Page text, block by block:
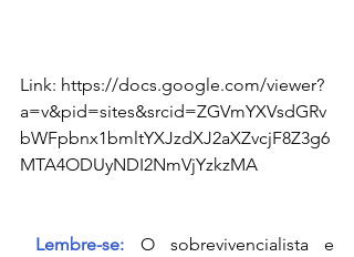
Link: https://docs.google.com/viewer?
a=v&pid=sites&srcid=ZGVmYXVsdGRv
bWFpbnx1bmltYXJzdXJ2aXZvcjF8Z3g6
MTA4ODUyNDI2NmVjYzkzMA
Lembre-se: O sobrevivencialista e